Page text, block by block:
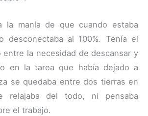
la manía de que cuando estaba
desconectaba al 100%. Tenía el
entre la necesidad de descansar y
en la tarea que había dejado a
se quedaba entre dos tierras en
relajaba del todo, ni pensaba
el trabajo.